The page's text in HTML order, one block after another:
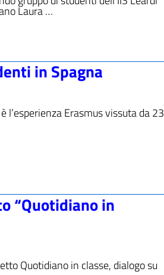
Laura …
in Spagna
l’esperienza Erasmus vissuta da 23
“Quotidiano in
Quotidiano in classe, dialogo su